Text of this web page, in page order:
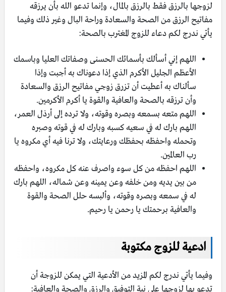
لزوجها بالرزق فقط بالرزق بالمال، وإنما تدعو الله بأن يرزقه
مفاتيح الرزق من الصحة والسعادة وراحة البال وغير ذلك وفيما
يأتي ندرج لكم دعاء للزوج المغترب بالصحة:
اللهم إني أسألك بأسمائك الحسنى وصفاتك العليا وباسمك
الأعظم الجليل الأكرم الذي إذا دعوناك به أجبت وإذا
سألناك به أعطيت أن تزرق زوجي مفاتيح الرزق والسعادة
وأن ترزقه بالصحة والعافية والقوة يا أكرم الأكرمين.
اللهم متعه بسمعه وبصره وقوته، ولا ترده إلى أرذل العمر،
اللهم بارك له في سعيه كسبه وبارك له في قوته وصبره
وتحمله واحفظه بحفظك ورعايتك، ولا ترنا فيه أي مكروه يا
رب العالمين.
اللهم احفظه من كل سوء واصرف عنه كل مكروه، واحفظه
من بين يديه ومن خلفه وعن يمينه وعن شماله، اللهم بارك
له في سمعه وبصره وقوته، وألبسه حلل الصحة والقوة
والعافية برحمتك يا رحمن يا رحيم.
ادعية للزوج مكتوبة
وفيما يأتي ندرج لكم المزيد من الأدعية التي يمكن للزوجة أن
تدعو بها لزوجها على نية التوفيق والرزق والصحة والعافية: